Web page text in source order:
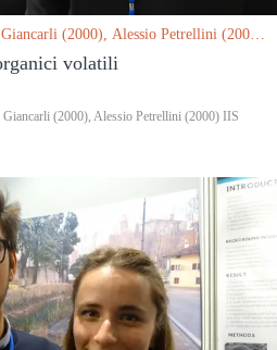
(2000), Alessio Petrellini (2000)
volatili
(2000), Alessio Petrellini (2000) IIS